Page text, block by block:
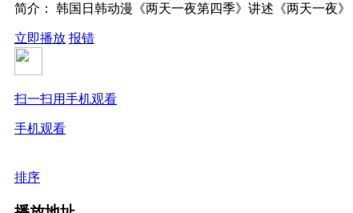
简介： 韩国日韩动漫《两天一夜第四季》讲述《两天一夜
立即播放 报错
扫一扫用手机观看
手机观看
排序